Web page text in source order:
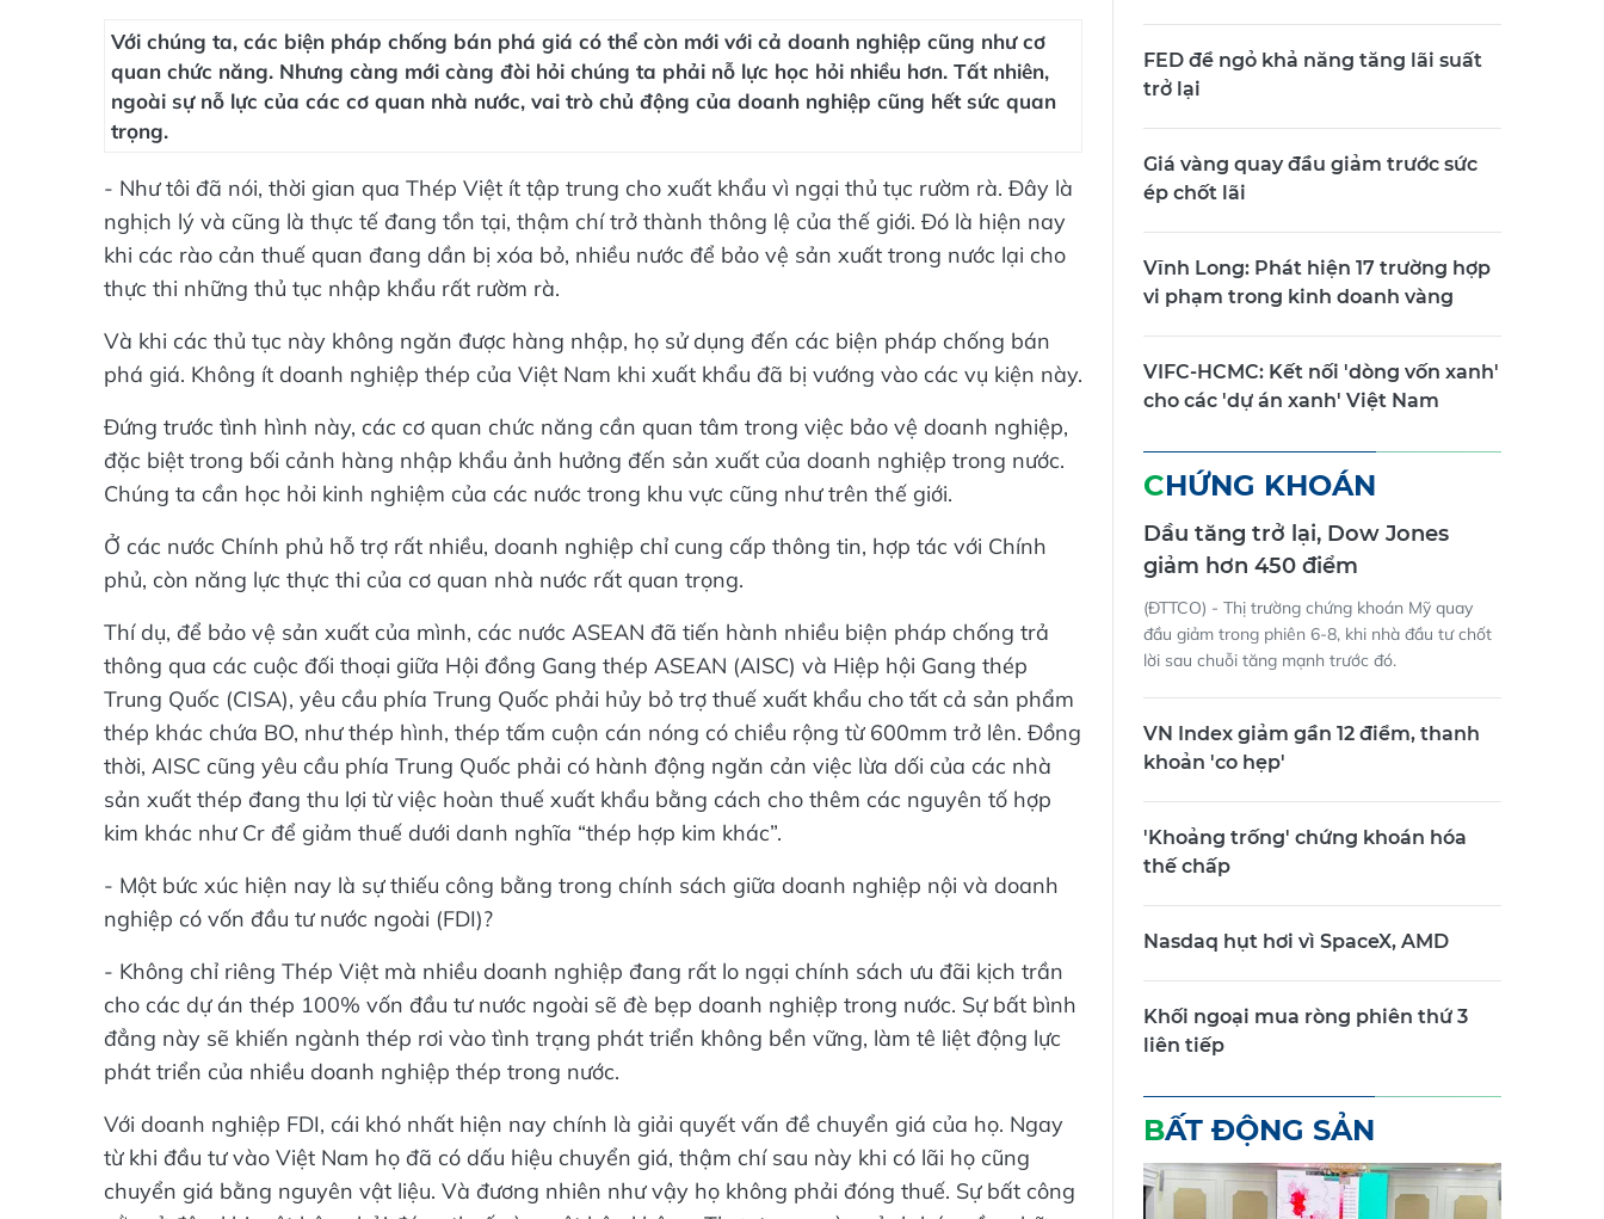
Với chúng ta, các biện pháp chống bán phá giá có thể còn mới với cả doanh nghiệp cũng như cơ
quan chức năng. Nhưng càng mới càng đòi hỏi chúng ta phải nỗ lực học hỏi nhiều hơn. Tất nhiên,
ngoài sự nỗ lực của các cơ quan nhà nước, vai trò chủ động của doanh nghiệp cũng hết sức quan
trọng.
- Như tôi đã nói, thời gian qua Thép Việt ít tập trung cho xuất khẩu vì ngại thủ tục rườm rà. Đây là
nghịch lý và cũng là thực tế đang tồn tại, thậm chí trở thành thông lệ của thế giới. Đó là hiện nay
khi các rào cản thuế quan đang dần bị xóa bỏ, nhiều nước để bảo vệ sản xuất trong nước lại cho
thực thi những thủ tục nhập khẩu rất rườm rà.
Và khi các thủ tục này không ngăn được hàng nhập, họ sử dụng đến các biện pháp chống bán
phá giá. Không ít doanh nghiệp thép của Việt Nam khi xuất khẩu đã bị vướng vào các vụ kiện này.
Đứng trước tình hình này, các cơ quan chức năng cần quan tâm trong việc bảo vệ doanh nghiệp,
đặc biệt trong bối cảnh hàng nhập khẩu ảnh hưởng đến sản xuất của doanh nghiệp trong nước.
Chúng ta cần học hỏi kinh nghiệm của các nước trong khu vực cũng như trên thế giới.
Ở các nước Chính phủ hỗ trợ rất nhiều, doanh nghiệp chỉ cung cấp thông tin, hợp tác với Chính
phủ, còn năng lực thực thi của cơ quan nhà nước rất quan trọng.
Thí dụ, để bảo vệ sản xuất của mình, các nước ASEAN đã tiến hành nhiều biện pháp chống trả
thông qua các cuộc đối thoại giữa Hội đồng Gang thép ASEAN (AISC) và Hiệp hội Gang thép
Trung Quốc (CISA), yêu cầu phía Trung Quốc phải hủy bỏ trợ thuế xuất khẩu cho tất cả sản phẩm
thép khác chứa BO, như thép hình, thép tấm cuộn cán nóng có chiều rộng từ 600mm trở lên. Đồng
thời, AISC cũng yêu cầu phía Trung Quốc phải có hành động ngăn cản việc lừa dối của các nhà
sản xuất thép đang thu lợi từ việc hoàn thuế xuất khẩu bằng cách cho thêm các nguyên tố hợp
kim khác như Cr để giảm thuế dưới danh nghĩa “thép hợp kim khác”.
- Một bức xúc hiện nay là sự thiếu công bằng trong chính sách giữa doanh nghiệp nội và doanh
nghiệp có vốn đầu tư nước ngoài (FDI)?
- Không chỉ riêng Thép Việt mà nhiều doanh nghiệp đang rất lo ngại chính sách ưu đãi kịch trần
cho các dự án thép 100% vốn đầu tư nước ngoài sẽ đè bẹp doanh nghiệp trong nước. Sự bất bình
đẳng này sẽ khiến ngành thép rơi vào tình trạng phát triển không bền vững, làm tê liệt động lực
phát triển của nhiều doanh nghiệp thép trong nước.
Với doanh nghiệp FDI, cái khó nhất hiện nay chính là giải quyết vấn đề chuyển giá của họ. Ngay
từ khi đầu tư vào Việt Nam họ đã có dấu hiệu chuyển giá, thậm chí sau này khi có lãi họ cũng
chuyển giá bằng nguyên vật liệu. Và đương nhiên như vậy họ không phải đóng thuế. Sự bất công
FED để ngỏ khả năng tăng lãi suất
trở lại
Giá vàng quay đầu giảm trước sức
ép chốt lãi
Vĩnh Long: Phát hiện 17 trường hợp
vi phạm trong kinh doanh vàng
VIFC-HCMC: Kết nối 'dòng vốn xanh'
cho các 'dự án xanh' Việt Nam
CHỨNG KHOÁN
Dầu tăng trở lại, Dow Jones
giảm hơn 450 điểm
(ĐTTCO) - Thị trường chứng khoán Mỹ quay
đầu giảm trong phiên 6-8, khi nhà đầu tư chốt
lời sau chuỗi tăng mạnh trước đó.
VN Index giảm gần 12 điểm, thanh
khoản 'co hẹp'
'Khoảng trống' chứng khoán hóa
thế chấp
Nasdaq hụt hơi vì SpaceX, AMD
Khối ngoại mua ròng phiên thứ 3
liên tiếp
BẤT ĐỘNG SẢN